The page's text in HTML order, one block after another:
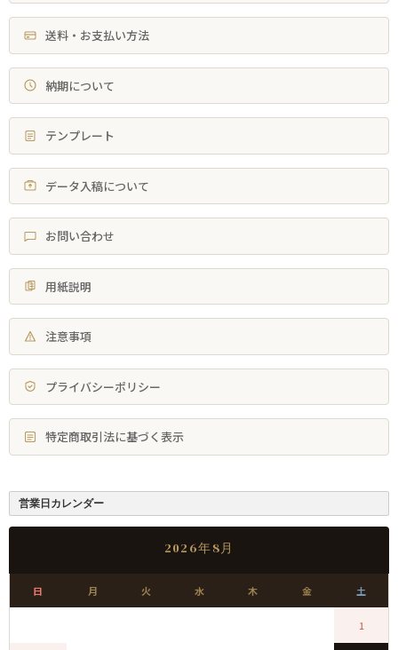
送料・お支払い方法
納期について
テンプレート
データ入稿について
お問い合わせ
用紙説明
注意事項
プライバシーポリシー
特定商取引法に基づく表示
営業日カレンダー
2026年8月
日 月 火 水 木 金 土
1